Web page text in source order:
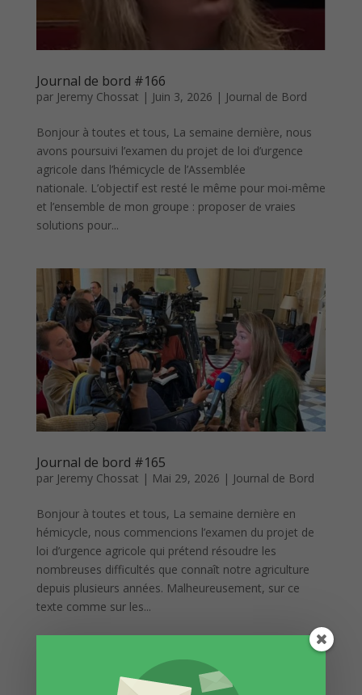
Journal de bord #166
par Jeremy Chossat | Juin 3, 2026 | Journal de Bord
Bonjour à toutes et tous, La semaine dernière, nous
avons poursuivi l’examen du projet de loi d’urgence
agricole dans l’hémicycle de l’Assemblée
nationale. L’objectif est resté le même pour moi-même
et l’ensemble de mon groupe : proposer de vraies
solutions pour...
Journal de bord #165
par Jeremy Chossat | Mai 29, 2026 | Journal de Bord
Bonjour à toutes et tous, La semaine dernière en
hémicycle, nous commencions l’examen du projet de
loi d’urgence agricole qui prétend résoudre les
nombreuses difficultés que connaît notre agriculture
depuis plusieurs années. Malheureusement, sur ce
texte comme sur les...